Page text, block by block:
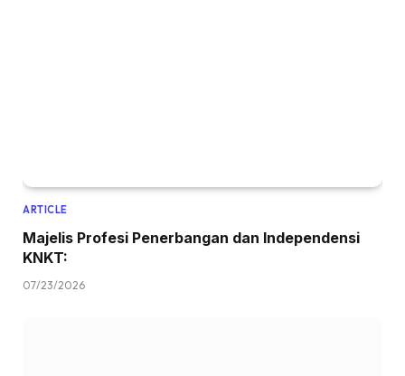
ARTICLE
Majelis Profesi Penerbangan dan Independensi
KNKT:
07/23/2026